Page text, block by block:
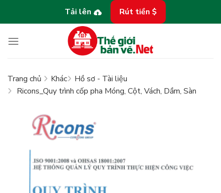
dung
Tải lên Rút tiền $
Trang chủ Khác
Hồ sơ - Tài liệu
Ricons_Quy trình cốp pha Móng, Cột, Vách, Dầm, Sàn